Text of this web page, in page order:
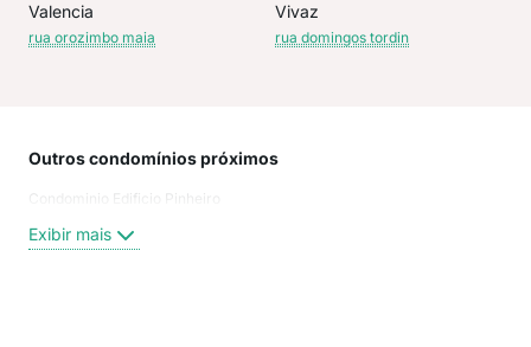
Valencia
rua orozimbo maia
Vivaz
rua domingos tordin
Outros condomínios próximos
Condominio Edificio Pinheiro
Exibir mais